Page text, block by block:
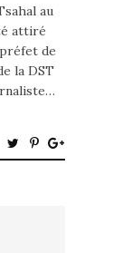
au
attiré
de
la DST